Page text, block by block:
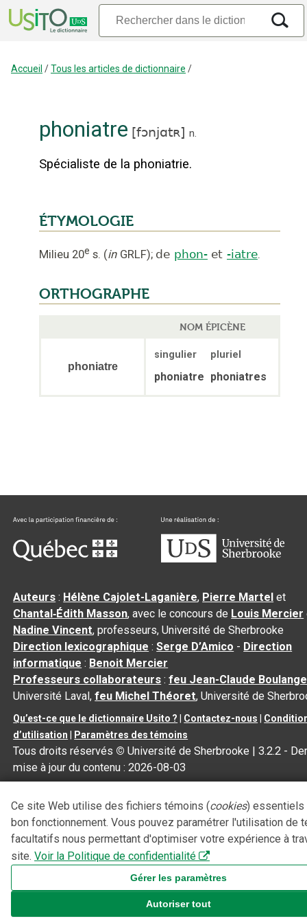
Accueil /Tous les articles de dictionnaire /
phoniatre [fɔnjɑtʀ] n.
Spécialiste de la phoniatrie.
ÉTYMOLOGIE
Milieu 20e s. (in GRLF); de phon- et -iatre.
ORTHOGRAPHE
NOM ÉPICÈNE
phoniatre
singulier pluriel
phoniatre phoniatres
Auteurs : Hélène Cajolet-Laganière, Pierre Martel et
Chantal‑Édith Masson, avec le concours de Louis Mercier
Nadine Vincent, professeurs, Université de Sherbrooke
Direction lexicographique :Serge D’Amico - Direction
informatique : Benoit Mercier
Professeurs collaborateurs :feu Jean-Claude
Université Laval,feu Michel Théoret, Université de
Qu’est-ce que le dictionnaire Usito ? Contactez-nous
d’utilisation
Paramètres des témoins
Tous droits réservés © Université de Sherbrooke |3.2.2 -
mise à jour du contenu :2026-08-03
Ce site Web utilise des fichiers témoins (cookies) essentiels
bon fonctionnement. Vous pouvez paramétrer l'utilisation de
facultatifs nous permettant d'optimiser votre expérience à
site. Voir la Politique de confidentialité
Gérer les paramètres
Autoriser tout